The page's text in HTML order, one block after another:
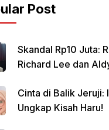
Post
Skandal Rp10 Juta: Rahasia Gelap
Richard Lee dan
Cinta di Balik Jeruji:
Ungkap Kisah Haru!